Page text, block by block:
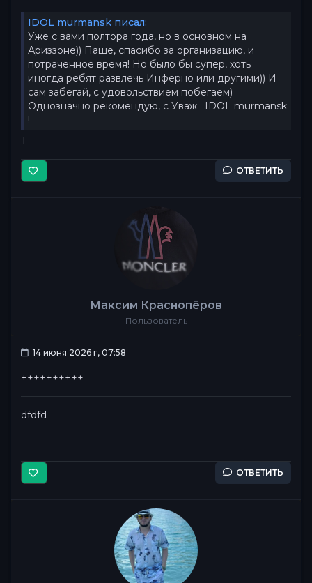
IDOL murmansk писал:
Уже с вами полтора года, но в основном на
Ариззоне)) Паше, спасибо за организацию, и
потраченное время! Но было бы супер, хоть
иногда ребят развлечь Инферно или другими)) И
сам забегай, с удовольствием побегаем)
Однозначно рекомендую, с Уваж. IDOL murmansk
!
T
ОТВЕТИТЬ
Максим Краснопёров
Пользователь
14 июня 2026 г, 07:58
++++++++++
dfdfd
ОТВЕТИТЬ